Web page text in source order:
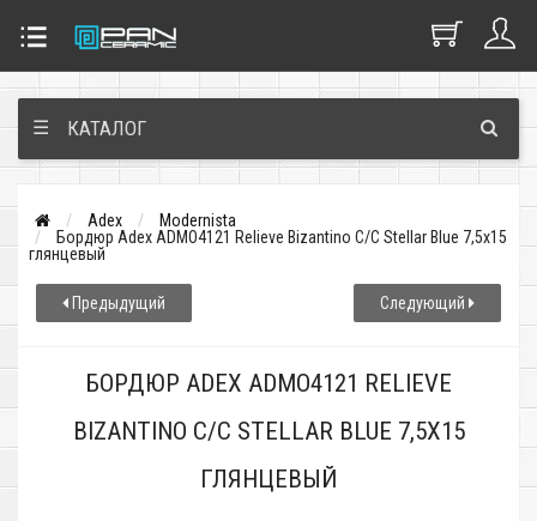
☰ КАТАЛОГ
Adex
Modernista
Бордюр Adex ADMO4121 Relieve Bizantino C/C Stellar Blue 7,5x15
глянцевый
Предыдущий Следующий
БОРДЮР ADEX ADMO4121 RELIEVE
BIZANTINO C/C STELLAR BLUE 7,5X15
ГЛЯНЦЕВЫЙ